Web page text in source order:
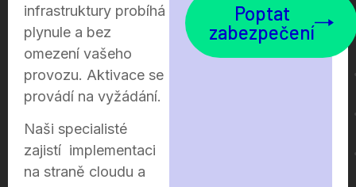
infrastruktury probíhá
plynule a bez
omezení vašeho
provozu. Aktivace se
provádí na vyžádání.
Naši specialisté
zajistí implementaci
na straně cloudu a
Poptat
zabezpečení